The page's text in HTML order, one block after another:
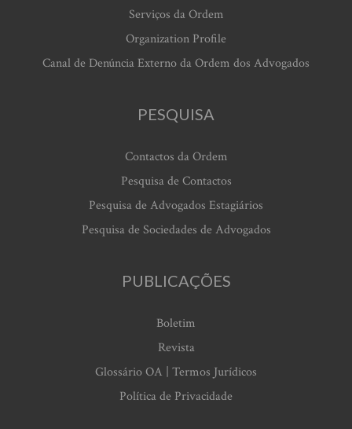
Serviços da Ordem
Organization Profile
Canal de Denúncia Externo da Ordem dos Advogados
PESQUISA
Contactos da Ordem
Pesquisa de Contactos
Pesquisa de Advogados Estagiários
Pesquisa de Sociedades de Advogados
PUBLICAÇÕES
Boletim
Revista
Glossário OA | Termos Jurídicos
Política de Privacidade